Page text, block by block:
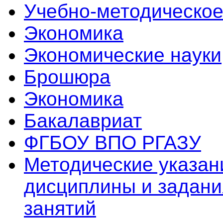
Учебно-
Экономика
Экономические науки
Брошюра
Экономика
Бакалавриат
ФГБОУ ВПО РГАЗУ
Методические
дисциплины и
занятий